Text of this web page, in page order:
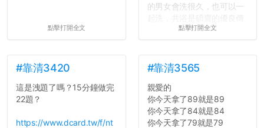
點擊打開全文
的男女會洗很久，也可以一
舍房間，都歡迎留言讓我知
道...
點擊打開全文
#靠清3420
這是洩題了嗎？15分鐘做完
22題？
https://www.dcard.tw/f/nt
#靠清3565
親愛的
你今天拿了89就是89
你今天拿了84就是84
你今天拿了79就是79